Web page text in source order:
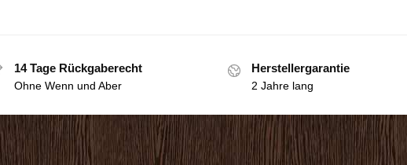
14 Tage Rückgaberecht
Ohne Wenn und Aber
Herstellergarantie
2 Jahre lang